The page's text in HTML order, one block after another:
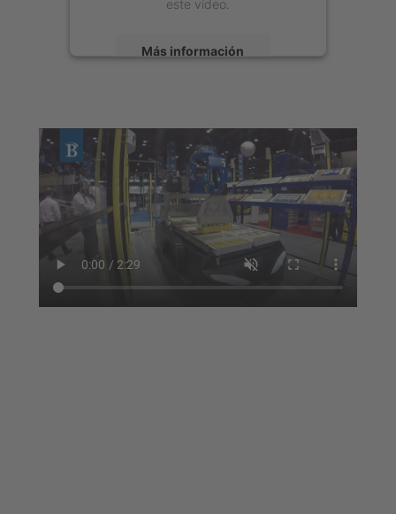
este vídeo.
Más información
powered byUsercentrics Consent
Management Platform